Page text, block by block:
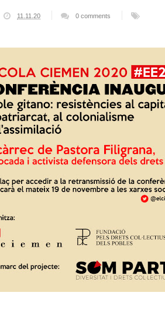
11.11.20 0 comments